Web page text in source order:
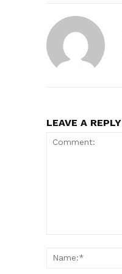
LEAVE A REPLY